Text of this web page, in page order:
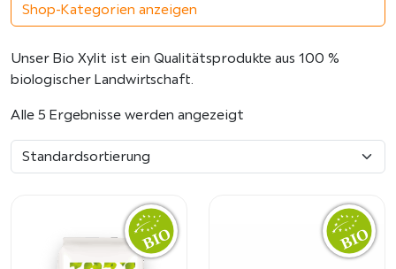
Shop-Kategorien anzeigen
Unser Bio Xylit ist ein Qualitätsprodukte aus 100 %
biologischer Landwirtschaft.
Alle 5 Ergebnisse werden angezeigt